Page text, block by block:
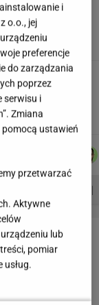
do
korkach
na
Polski program
i
o.o., jej
preferencje
do zarządzania
poprzez
serwisu i
Zmiana
ustawień
przetwarzać
Aktywne
lub
pomiar
usług.